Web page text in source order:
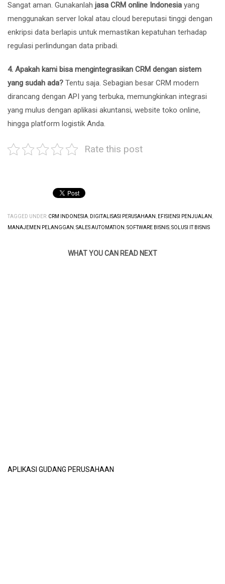
Sangat aman. Gunakanlah jasa CRM online Indonesia yang
menggunakan server lokal atau cloud bereputasi tinggi dengan
enkripsi data berlapis untuk memastikan kepatuhan terhadap
regulasi perlindungan data pribadi.
4. Apakah kami bisa mengintegrasikan CRM dengan sistem
yang sudah ada? Tentu saja. Sebagian besar CRM modern
dirancang dengan API yang terbuka, memungkinkan integrasi
yang mulus dengan aplikasi akuntansi, website toko online,
hingga platform logistik Anda.
Rate this post
TAGGED UNDER: CRM INDONESIA DIGITALISASI PERUSAHAAN EFISIENSI PENJUALAN
MANAJEMEN PELANGGAN SALES AUTOMATION SOFTWARE BISNIS SOLUSI IT BISNIS
WHAT YOU CAN READ NEXT
APLIKASI GUDANG PERUSAHAAN